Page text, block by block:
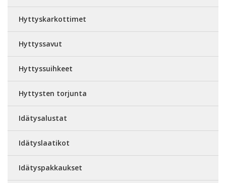
Hyttyskarkottimet
Hyttyssavut
Hyttyssuihkeet
Hyttysten torjunta
Idätysalustat
Idätyslaatikot
Idätyspakkaukset